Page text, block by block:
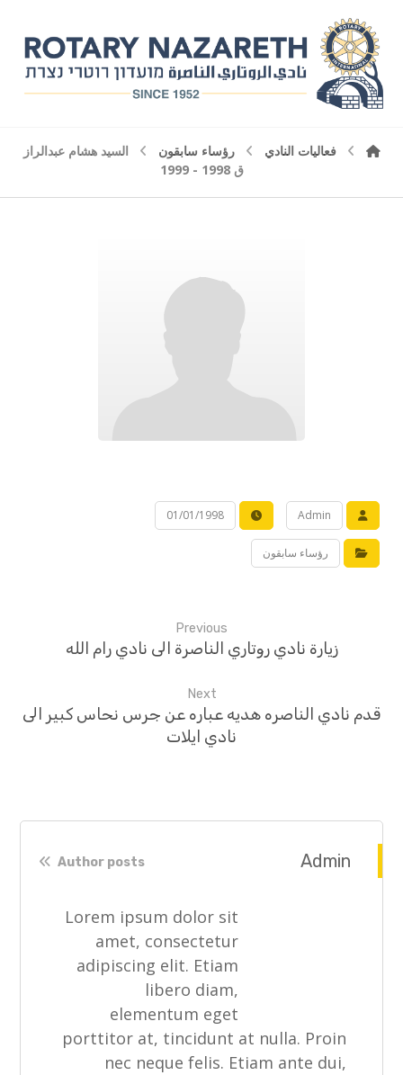
فعاليات النادي رؤساء سابقون
السيد هشام عبدالراز
ق 1998 - 1999
Admin
01/01/1998
رؤساء سابقون
Previous
زيارة نادي روتاري الناصرة الى نادي رام الله
Next
قدم نادي الناصره هديه عباره عن جرس نحاس كبير الى
نادي ايلات
Admin
Author posts
Lorem ipsum dolor sit
amet, consectetur
adipiscing elit. Etiam
libero diam,
elementum eget
porttitor at, tincidunt at nulla. Proin
nec neque felis. Etiam ante dui,